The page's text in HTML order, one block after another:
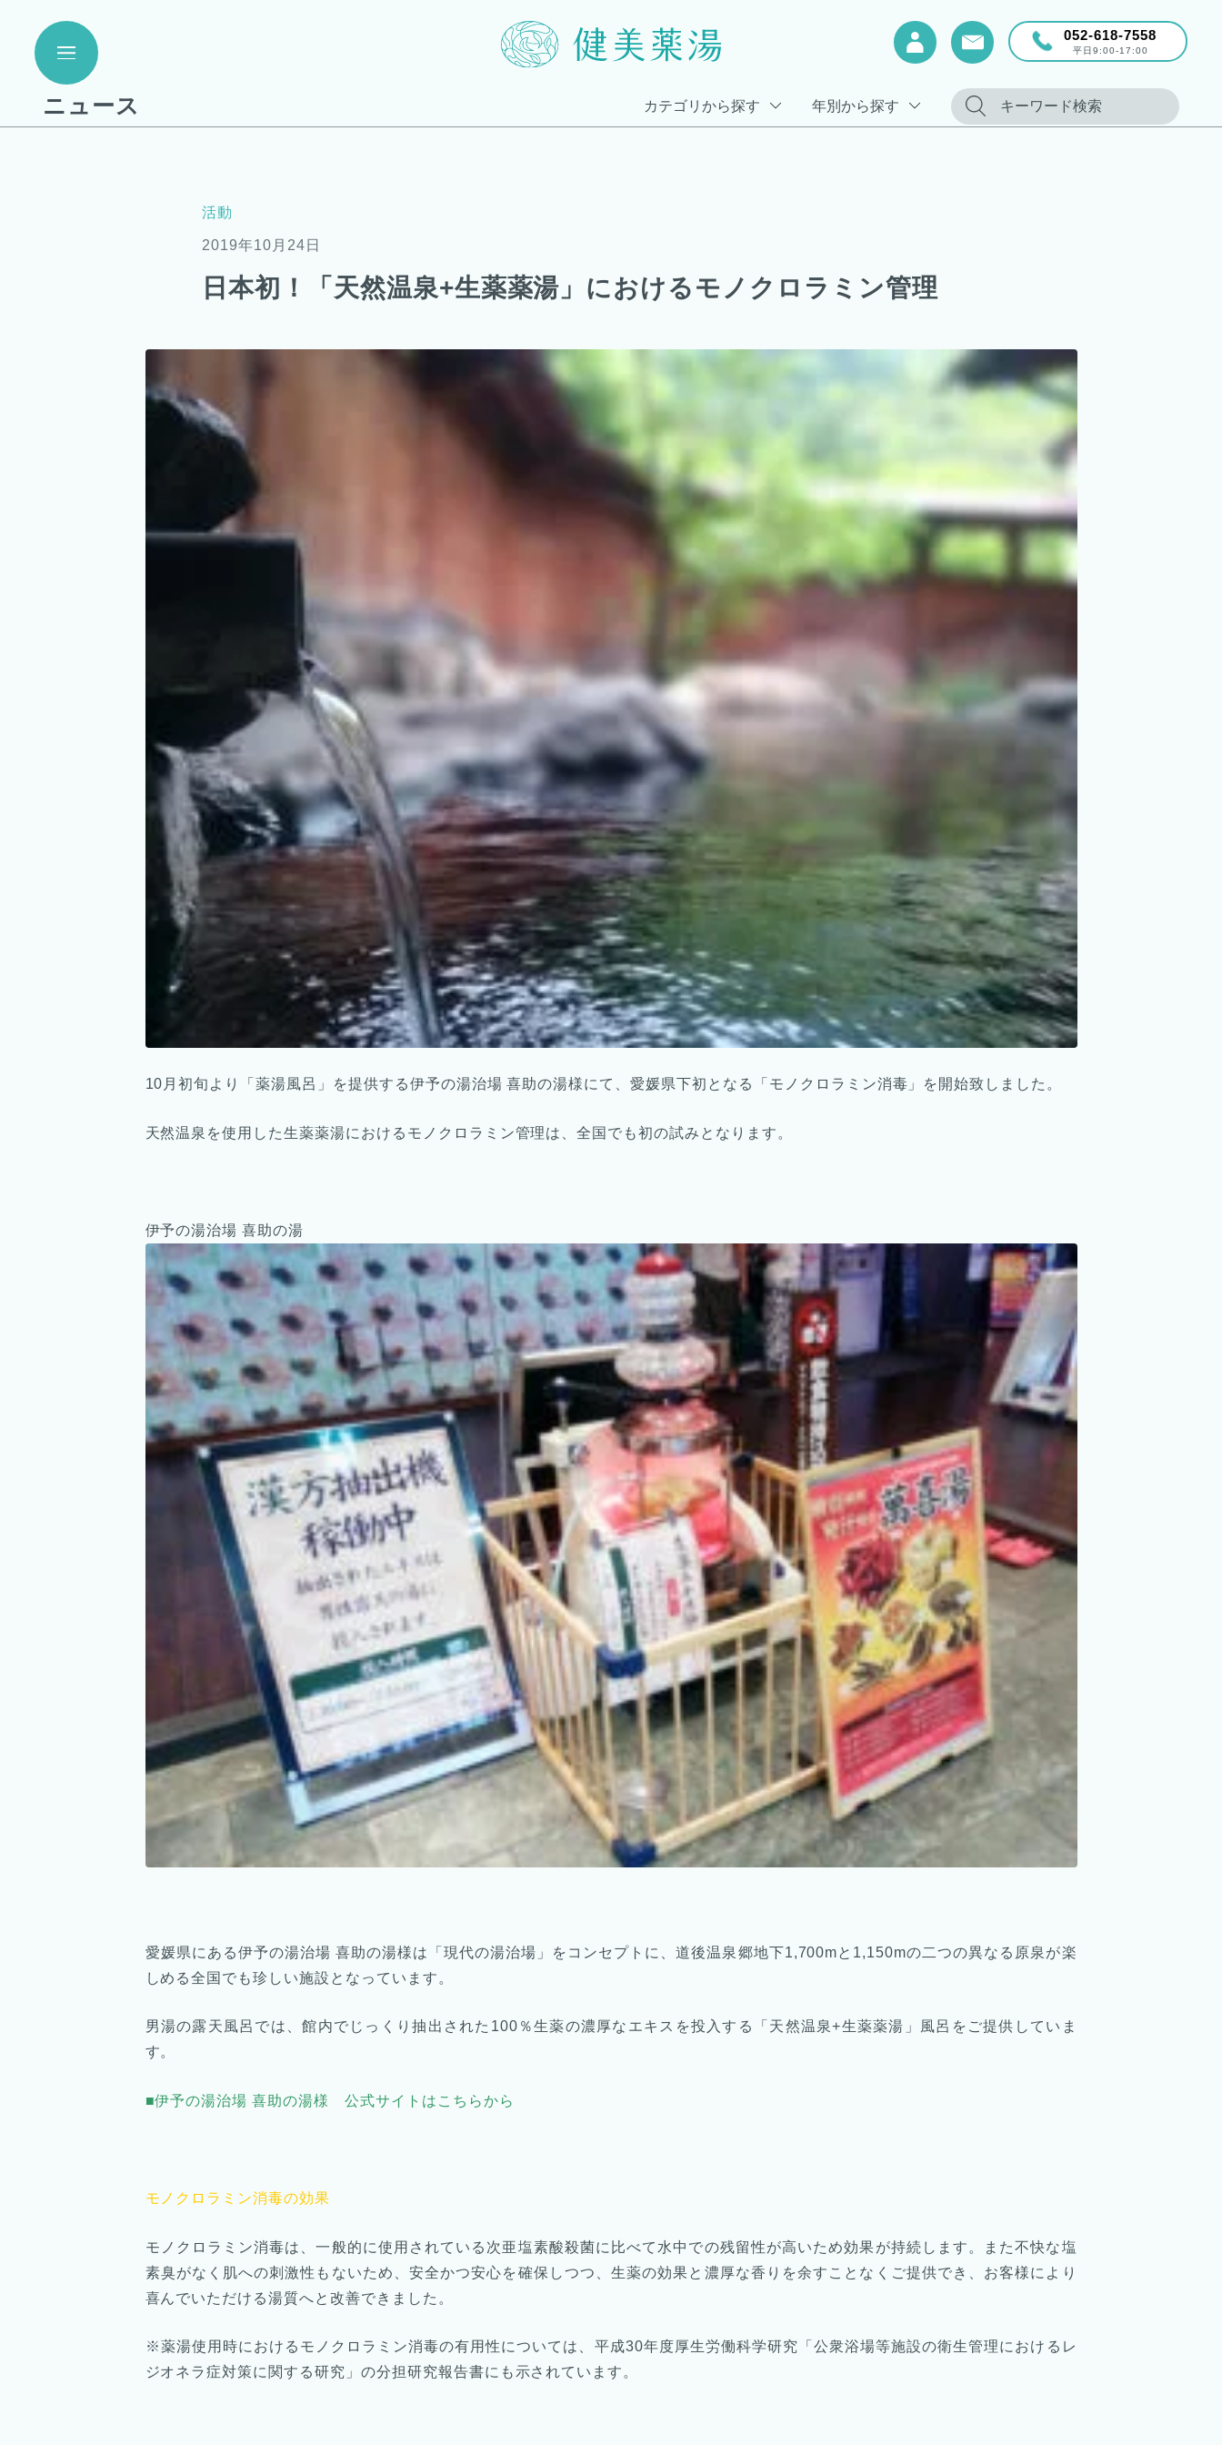
052-618-7558
平日9:00-17:00
ニュース カテゴリから探す 年別から探す
活動
2019年10月24日
日本初！「天然温泉+生薬薬湯」におけるモノクロラミン管理
10月初旬より「薬湯風呂」を提供する伊予の湯治場 喜助の湯様にて、愛媛県下初となる「モノクロラミン消毒」を開始致しました。
天然温泉を使用した生薬薬湯におけるモノクロラミン管理は、全国でも初の試みとなります。
伊予の湯治場 喜助の湯
愛媛県にある伊予の湯治場 喜助の湯様は「現代の湯治場」をコンセプトに、道後温泉郷地下1,700mと1,150mの二つの異なる原泉が楽
しめる全国でも珍しい施設となっています。
男湯の露天風呂では、館内でじっくり抽出された100％生薬の濃厚なエキスを投入する「天然温泉+生薬薬湯」風呂をご提供していま
す。
■伊予の湯治場 喜助の湯様 公式サイトはこちらから
モノクロラミン消毒の効果
モノクロラミン消毒は、一般的に使用されている次亜塩素酸殺菌に比べて水中での残留性が高いため効果が持続します。また不快な塩
素臭がなく肌への刺激性もないため、安全かつ安心を確保しつつ、生薬の効果と濃厚な香りを余すことなくご提供でき、お客様により
喜んでいただける湯質へと改善できました。
※薬湯使用時におけるモノクロラミン消毒の有用性については、平成30年度厚生労働科学研究「公衆浴場等施設の衛生管理におけるレ
ジオネラ症対策に関する研究」の分担研究報告書にも示されています。